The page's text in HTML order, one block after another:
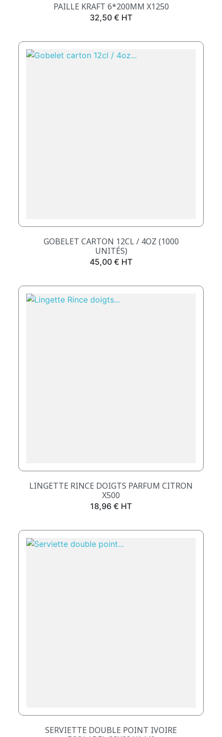
PAILLE KRAFT 6*200MM X1250
Prix
32,50 € HT
GOBELET CARTON 12CL / 4OZ (1000
UNITÉS)
Prix
45,00 € HT
LINGETTE RINCE DOIGTS PARFUM CITRON
X500
Prix
18,96 € HT
SERVIETTE DOUBLE POINT IVOIRE